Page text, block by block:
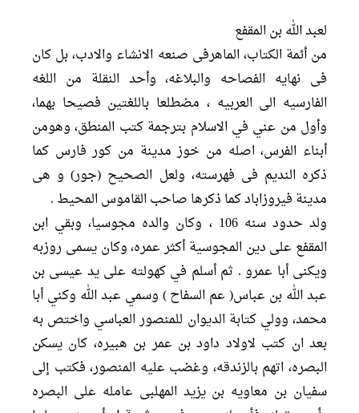
لعبد الله بن المقفع
من أئمة الكتاب، الماهرفی صنعه الانشاء والادب، بل کان
فی نهایه الفصاحه والبلاغه، وأحد النقلة من اللغه
الفارسیه الی العربیه ، مضطلعا باللغتين فصيحا بهما،
وأول من عني في الاسلام بترجمة كتب المنطق، وهومن
أبناء الفرس، اصله من خوز مدينة من كور فارس کما
ذکره الندیم فی فهرسته، ولعل الصحیح (جور) و هی
مدينة فيروزاباد كما ذكرها صاحب القاموس المحيط .
ولد حدود سنه 106 ، وكان والده مجوسيا، وبقي ابن
المقفع على دين المجوسية أكثر عمره، وكان يسمى روزبه
ويكنى أبا عمرو . ثم أسلم في كهولته على يد عيسى بن
عبد الله بن عباس( عم السفاح ) وسمي عبد الله وكني أبا
محمد، وولي كتابة الديوان للمنصور العباسي واختص به
بعد ان کتب لاولاد داود بن عمر بن هبیره، کان یسکن
البصره، اتهم بالزندقه، وغضب علیه المنصور، فكتب إلى
سفيان بن معاویه بن یزید المهلبی عامله علی البصره